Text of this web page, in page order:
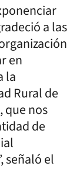
a las
en
la
Rural de
que nos
de
señaló el